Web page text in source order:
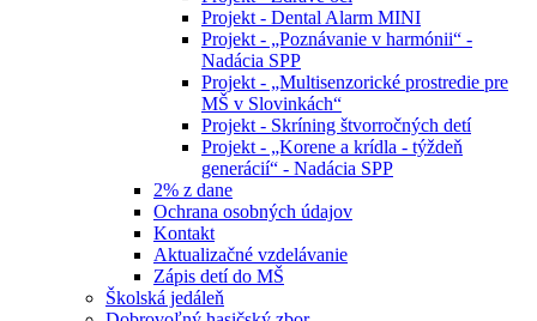
Projekt - Dental Alarm MINI
Projekt - „Poznávanie v harmónii“ -
Nadácia SPP
Projekt - „Multisenzorické prostredie pre
MŠ v Slovinkách“
Projekt - Skríning štvorročných detí
Projekt - „Korene a krídla - týždeň
generácií“ - Nadácia SPP
2% z dane
Ochrana osobných údajov
Kontakt
Aktualizačné vzdelávanie
Zápis detí do MŠ
Školská jedáleň